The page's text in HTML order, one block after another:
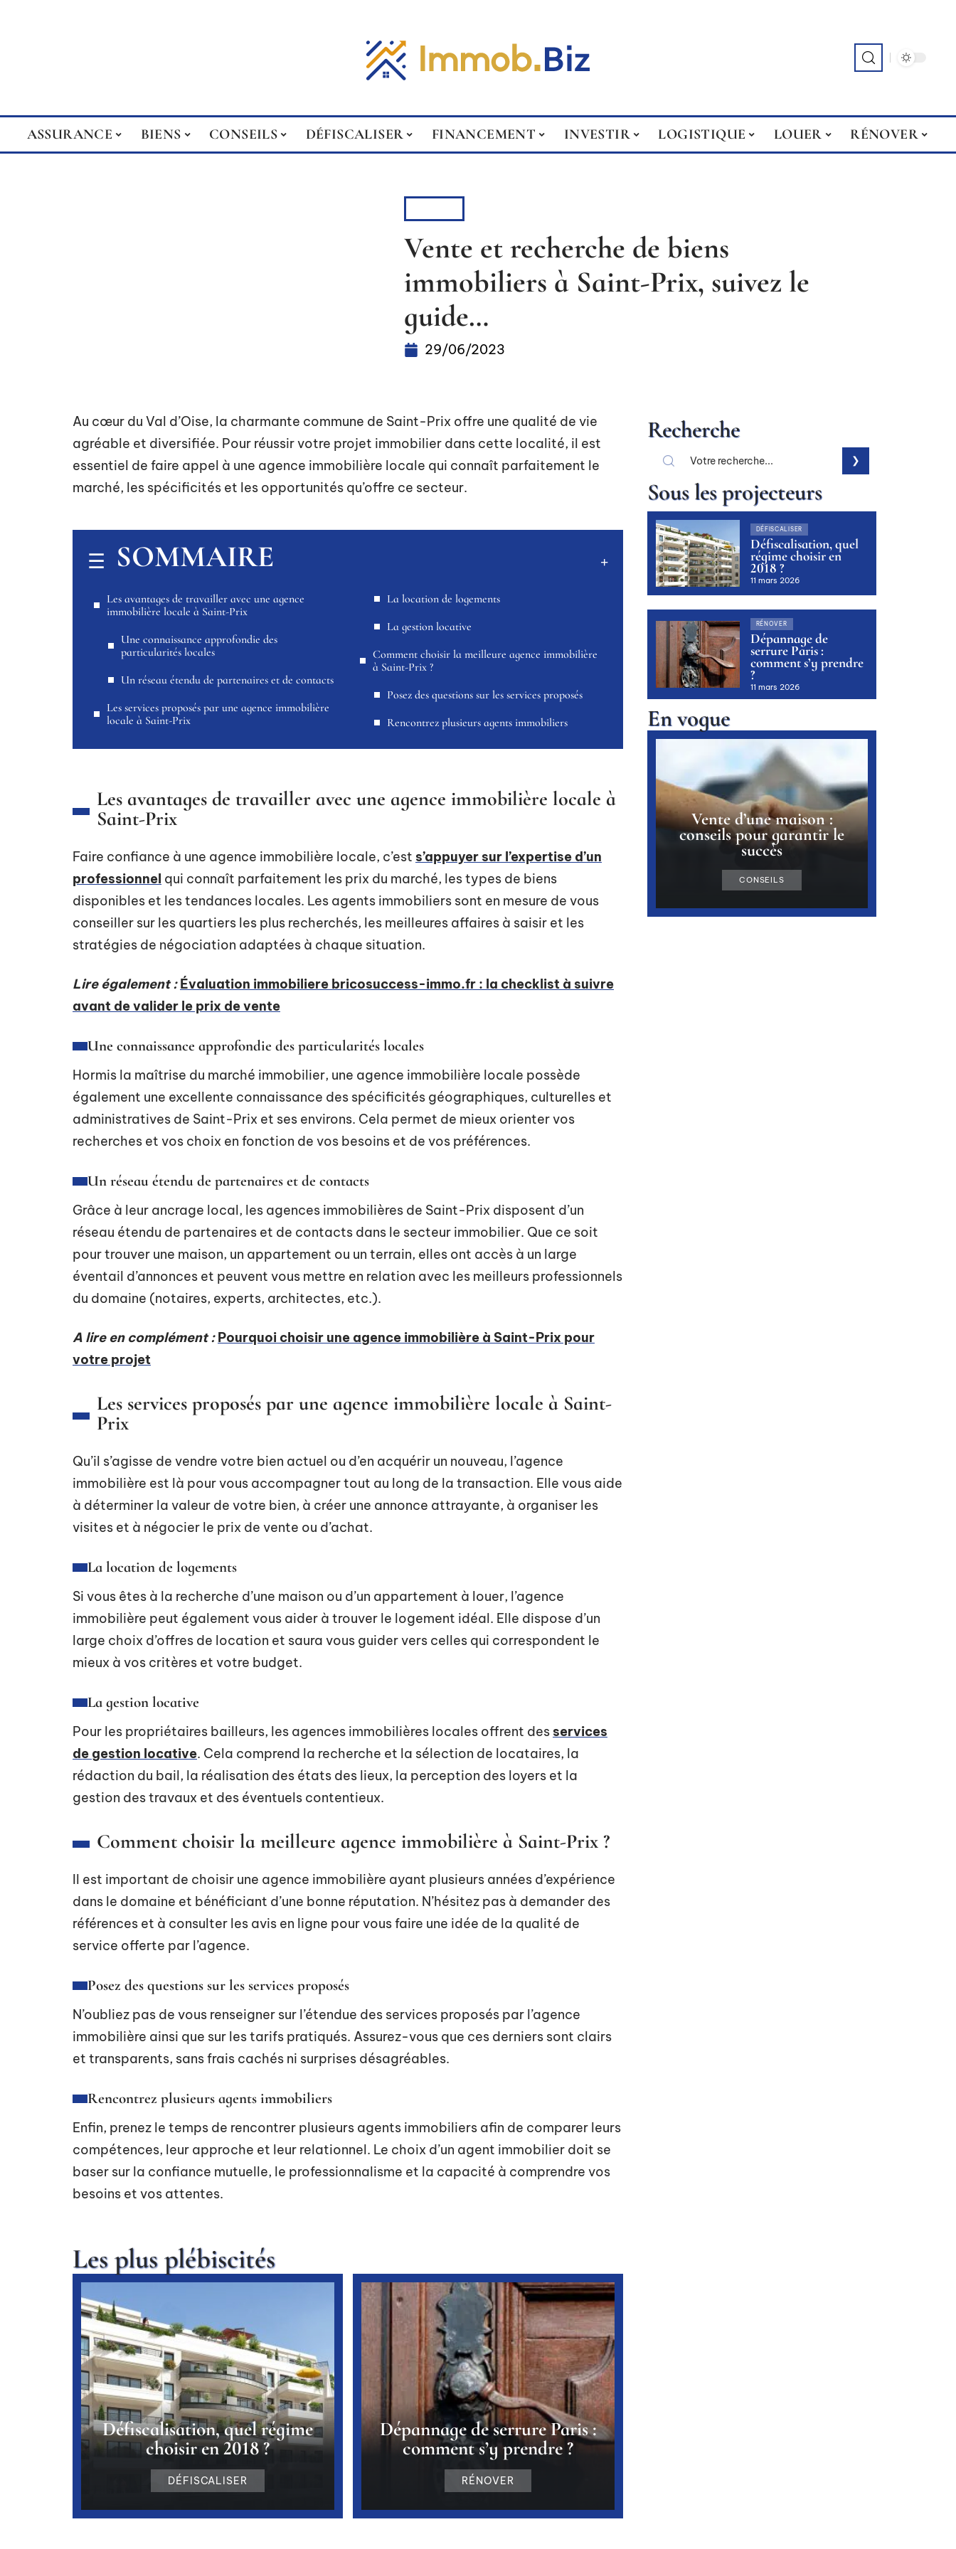
ASSURANCE BIENS CONSEILS DÉFISCALISER FINANCEMENT INVESTIR LOGISTIQUE LOUER RÉNOVER
Vente et recherche de biens
immobiliers à Saint-Prix, suivez le
guide…
29/06/2023
Au cœur du Val d’Oise, la charmante commune de Saint-Prix offre une qualité de vie
agréable et diversifiée. Pour réussir votre projet immobilier dans cette localité, il est
essentiel de faire appel à une agence immobilière locale qui connaît parfaitement le
marché, les spécificités et les opportunités qu’offre ce secteur.
SOMMAIRE
Les avantages de travailler avec une agence
immobilière locale à Saint-Prix
Une connaissance approfondie des
particularités locales
Un réseau étendu de partenaires et de contacts
Les services proposés par une agence immobilière
locale à Saint-Prix
La location de logements
La gestion locative
Comment choisir la meilleure agence immobilière
à Saint-Prix ?
Posez des questions sur les services proposés
Rencontrez plusieurs agents immobiliers
Les avantages de travailler avec une agence immobilière locale à
Saint-Prix
Faire confiance à une agence immobilière locale, c’est s’appuyer sur l’expertise d’un
professionnel qui connaît parfaitement les prix du marché, les types de biens
disponibles et les tendances locales. Les agents immobiliers sont en mesure de vous
conseiller sur les quartiers les plus recherchés, les meilleures affaires à saisir et les
stratégies de négociation adaptées à chaque situation.
Lire également : Évaluation immobiliere bricosuccess-immo.fr : la checklist à suivre
avant de valider le prix de vente
Une connaissance approfondie des particularités locales
Hormis la maîtrise du marché immobilier, une agence immobilière locale possède
également une excellente connaissance des spécificités géographiques, culturelles et
administratives de Saint-Prix et ses environs. Cela permet de mieux orienter vos
recherches et vos choix en fonction de vos besoins et de vos préférences.
Un réseau étendu de partenaires et de contacts
Grâce à leur ancrage local, les agences immobilières de Saint-Prix disposent d’un
réseau étendu de partenaires et de contacts dans le secteur immobilier. Que ce soit
pour trouver une maison, un appartement ou un terrain, elles ont accès à un large
éventail d’annonces et peuvent vous mettre en relation avec les meilleurs professionnels
du domaine (notaires, experts, architectes, etc.).
A lire en complément : Pourquoi choisir une agence immobilière à Saint-Prix pour
votre projet
Les services proposés par une agence immobilière locale à Saint-
Prix
Qu’il s’agisse de vendre votre bien actuel ou d’en acquérir un nouveau, l’agence
immobilière est là pour vous accompagner tout au long de la transaction. Elle vous aide
à déterminer la valeur de votre bien, à créer une annonce attrayante, à organiser les
visites et à négocier le prix de vente ou d’achat.
La location de logements
Si vous êtes à la recherche d’une maison ou d’un appartement à louer, l’agence
immobilière peut également vous aider à trouver le logement idéal. Elle dispose d’un
large choix d’offres de location et saura vous guider vers celles qui correspondent le
mieux à vos critères et votre budget.
La gestion locative
Pour les propriétaires bailleurs, les agences immobilières locales offrent des services
de gestion locative. Cela comprend la recherche et la sélection de locataires, la
rédaction du bail, la réalisation des états des lieux, la perception des loyers et la
gestion des travaux et des éventuels contentieux.
Comment choisir la meilleure agence immobilière à Saint-Prix ?
Il est important de choisir une agence immobilière ayant plusieurs années d’expérience
dans le domaine et bénéficiant d’une bonne réputation. N’hésitez pas à demander des
références et à consulter les avis en ligne pour vous faire une idée de la qualité de
service offerte par l’agence.
Posez des questions sur les services proposés
N’oubliez pas de vous renseigner sur l’étendue des services proposés par l’agence
immobilière ainsi que sur les tarifs pratiqués. Assurez-vous que ces derniers sont clairs
et transparents, sans frais cachés ni surprises désagréables.
Rencontrez plusieurs agents immobiliers
Enfin, prenez le temps de rencontrer plusieurs agents immobiliers afin de comparer leurs
compétences, leur approche et leur relationnel. Le choix d’un agent immobilier doit se
baser sur la confiance mutuelle, le professionnalisme et la capacité à comprendre vos
besoins et vos attentes.
Les plus plébiscités
Défiscalisation, quel régime
choisir en 2018 ?
DÉFISCALISER
Dépannage de serrure Paris :
comment s’y prendre ?
RÉNOVER
Recherche
Sous les projecteurs
DÉFISCALISER
Défiscalisation, quel
régime choisir en
2018 ?
11 mars 2026
RÉNOVER
Dépannage de
serrure Paris :
comment s’y prendre
?
11 mars 2026
En vogue
Vente d’une maison :
conseils pour garantir le
succès
CONSEILS